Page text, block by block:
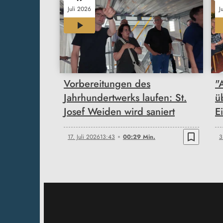
Juli 2026
00:29
Vorbereitungen des
Jahrhundertwerks laufen: St.
Josef Weiden wird saniert
17. Juli 202613:43 00:29 Min. bookmark_border